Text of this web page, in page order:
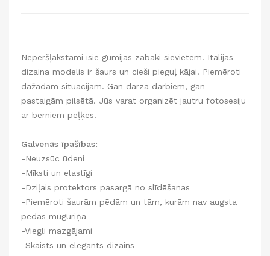
Neperšļakstami īsie gumijas zābaki sievietēm. Itālijas
dizaina modelis ir šaurs un cieši pieguļ kājai. Piemēroti
dažādām situācijām. Gan dārza darbiem, gan
pastaigām pilsētā. Jūs varat organizēt jautru fotosesiju
ar bērniem peļķēs!
Galvenās īpašības:
-Neuzsūc ūdeni
-Mīksti un elastīgi
-Dziļais protektors pasargā no slīdēšanas
-Piemēroti šaurām pēdām un tām, kurām nav augsta
pēdas muguriņa
-Viegli mazgājami
-Skaists un elegants dizains